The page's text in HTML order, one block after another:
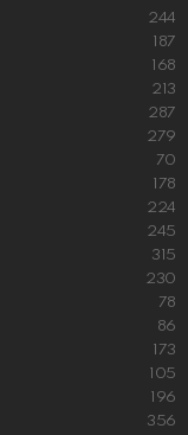
244
187
168
213
287
279
70
178
224
245
315
230
78
86
173
105
196
356